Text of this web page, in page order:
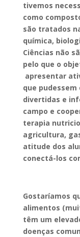
tivemos
como
são tratados
química,
Ciências não
pelo que o
apresentar
que
divertidas e
campo e
terapia
agricultura,
atitude dos
conectá-los
Gostaríamos
alimentos
têm um
doenças